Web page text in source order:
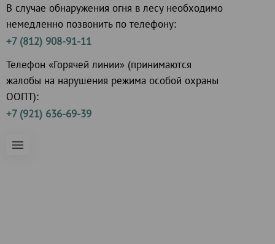
В случае обнаружения огня в лесу необходимо
немедленно позвонить по телефону:
+7 (812) 908-91-11
Телефон «Горячей линии» (принимаются
жалобы на нарушения режима особой охраны
ООПТ):
+7 (921) 636-69-39